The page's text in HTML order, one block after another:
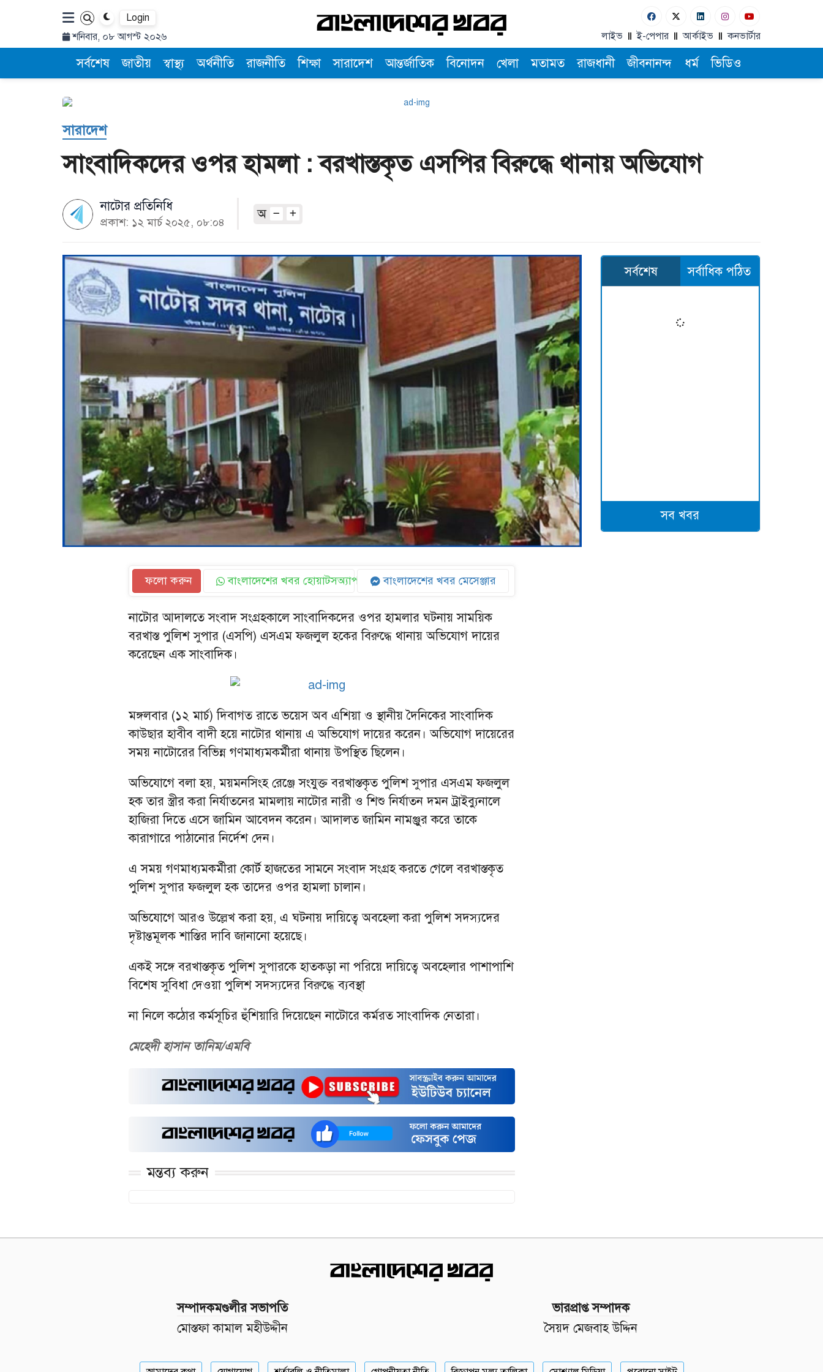
Login
শনিবার, ০৮ আগস্ট ২০২৬
লাইভ ই-পেপার আর্কাইভ কনভার্টার
সর্বশেষ জাতীয় স্বাস্থ্য অর্থনীতি রাজনীতি শিক্ষা সারাদেশ আন্তর্জাতিক বিনোদন খেলা মতামত রাজধানী জীবনানন্দ ধর্ম ভিডিও
সারাদেশ
সাংবাদিকদের ওপর হামলা : বরখাস্তকৃত এসপির বিরুদ্ধে থানায় অভিযোগ
নাটোর প্রতিনিধি
প্রকাশ: ১২ মার্চ ২০২৫, ০৮:০৪
অ
ফলো করুন বাংলাদেশের খবর হোয়াটসঅ্যাপ বাংলাদেশের খবর মেসেঞ্জার
নাটোর আদালতে সংবাদ সংগ্রহকালে সাংবাদিকদের ওপর হামলার ঘটনায় সাময়িক
বরখাস্ত পুলিশ সুপার (এসপি) এসএম ফজলুল হকের বিরুদ্ধে থানায় অভিযোগ দায়ের
করেছেন এক সাংবাদিক।
মঙ্গলবার (১২ মার্চ) দিবাগত রাতে ভয়েস অব এশিয়া ও স্থানীয় দৈনিকের সাংবাদিক
কাউছার হাবীব বাদী হয়ে নাটোর থানায় এ অভিযোগ দায়ের করেন। অভিযোগ দায়েরের
সময় নাটোরের বিভিন্ন গণমাধ্যমকর্মীরা থানায় উপস্থিত ছিলেন।
অভিযোগে বলা হয়, ময়মনসিংহ রেঞ্জে সংযুক্ত বরখাস্তকৃত পুলিশ সুপার এসএম ফজলুল
হক তার স্ত্রীর করা নির্যাতনের মামলায় নাটোর নারী ও শিশু নির্যাতন দমন ট্রাইব্যুনালে
হাজিরা দিতে এসে জামিন আবেদন করেন। আদালত জামিন নামঞ্জুর করে তাকে
কারাগারে পাঠানোর নির্দেশ দেন।
এ সময় গণমাধ্যমকর্মীরা কোর্ট হাজতের সামনে সংবাদ সংগ্রহ করতে গেলে বরখাস্তকৃত
পুলিশ সুপার ফজলুল হক তাদের ওপর হামলা চালান।
অভিযোগে আরও উল্লেখ করা হয়, এ ঘটনায় দায়িত্বে অবহেলা করা পুলিশ সদস্যদের
দৃষ্টান্তমূলক শাস্তির দাবি জানানো হয়েছে।
একই সঙ্গে বরখাস্তকৃত পুলিশ সুপারকে হাতকড়া না পরিয়ে দায়িত্বে অবহেলার পাশাপাশি
বিশেষ সুবিধা দেওয়া পুলিশ সদস্যদের বিরুদ্ধে ব্যবস্থা
না নিলে কঠোর কর্মসূচির হুঁশিয়ারি দিয়েছেন নাটোরে কর্মরত সাংবাদিক নেতারা।
মেহেদী হাসান তানিম/এমবি
মন্তব্য করুন
সর্বশেষ সর্বাধিক পঠিত
সব খবর
সম্পাদকমণ্ডলীর সভাপতি
মোস্তফা কামাল মহীউদ্দীন
ভারপ্রাপ্ত সম্পাদক
সৈয়দ মেজবাহ উদ্দিন